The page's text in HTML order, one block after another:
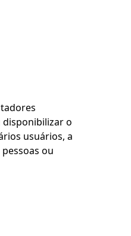
disponibilizar o
usuários, a
ou